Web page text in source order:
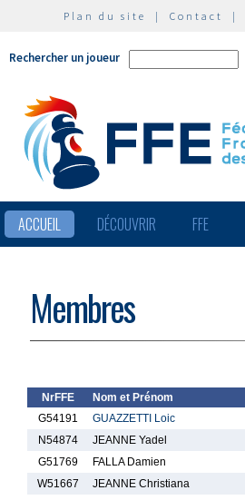
Plan du site | Contact |
Rechercher un joueur
ACCUEIL DÉCOUVRIR FFE
Membres
NrFFE Nom et Prénom
G54191
GUAZZETTI Loic
N54874
JEANNE Yadel
G51769
FALLA Damien
W51667
JEANNE Christiana